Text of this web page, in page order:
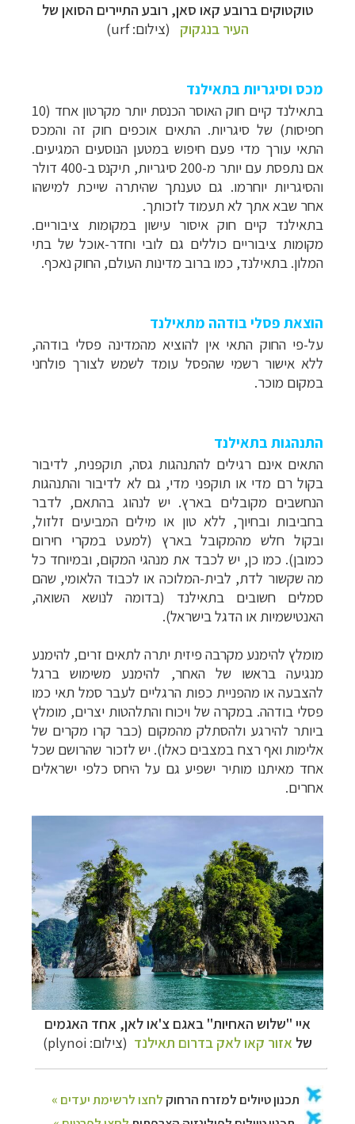
טוקטוקים ברובע קאו סאן, רובע התיירים הסואן של
העיר בנגקוק
(צילום:urf)
מכס וסיגריות בתאילנד
בתאילנד קיים חוק האוסר הכנסת יותר מקרטון אחד (10
חפיסות) של סיגריות. התאים אוכפים חוק זה והמכס
התאי עורך מדי פעם חיפוש במטען הנוסעים המגיעים.
אם נתפסת עם יותר מ-200 סיגריות, תיקנס ב-400 דולר
והסיגריות יוחרמו. גם טענתך שהיתרה שייכת למישהו
אחר שבא אתך לא תעמוד לזכותך.
בתאילנד קיים חוק איסור עישון במקומות ציבוריים.
מקומות ציבוריים כוללים גם לובי וחדר-אוכל של בתי
המלון. בתאילנד, כמו ברוב מדינות העולם, החוק נאכף.
הוצאת פסלי בודהה מתאילנד
על-פי החוק התאי אין להוציא מהמדינה פסלי בודהה,
ללא אישור רשמי שהפסל עומד לשמש לצורך פולחני
במקום מוכר.
התנהגות בתאילנד
התאים אינם רגילים להתנהגות גסה, תוקפנית, לדיבור
בקול רם מדי או תוקפני מדי, גם לא לדיבור והתנהגות
הנחשבים מקובלים בארץ. יש לנהוג בהתאם, לדבר
בחביבות ובחיוך, ללא טון או מילים המביעים זלזול,
ובקול חלש מהמקובל בארץ (למעט במקרי חירום
כמובן). כמו כן, יש לכבד את מנהגי המקום, ובמיוחד כל
מה שקשור לדת, לבית-המלוכה או לכבוד הלאומי, שהם
סמלים חשובים בתאילנד (בדומה לנושא השואה,
האנטישמיות או הדגל בישראל).
מומלץ להימנע מקרבה פיזית יתרה לתאים זרים, להימנע
מנגיעה בראשו של האחר, להימנע משימוש ברגל
להצבעה או מהפניית כפות הרגליים לעבר סמל תאי כמו
פסלי בודהה. במקרה של ויכוח והתלהטות יצרים, מומלץ
ביותר להירגע ולהסתלק מהמקום (כבר קרו מקרים של
אלימות ואף רצח במצבים כאלו). יש לזכור שהרושם שכל
אחד מאיתנו מותיר ישפיע גם על היחס כלפי ישראלים
אחרים.
איי "שלוש האחיות" באגם צ'או לאן, אחד האגמים
של אזור קאו לאק בדרום תאילנד (צילום: plynoi)